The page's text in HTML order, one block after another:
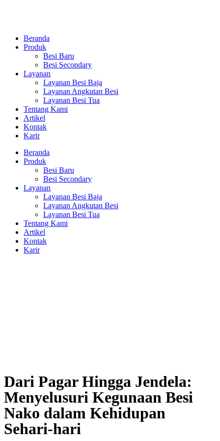
Beranda
Produk
Besi Baru
Besi Secondary
Layanan
Layanan Besi Baja
Layanan Angkutan Besi
Layanan Besi Tua
Tentang Kami
Artikel
Kontak
Karir
Beranda
Produk
Besi Baru
Besi Secondary
Layanan
Layanan Besi Baja
Layanan Angkutan Besi
Layanan Besi Tua
Tentang Kami
Artikel
Kontak
Karir
Dari Pagar Hingga Jendela:
Menyelusuri Kegunaan Besi
Nako dalam Kehidupan
Sehari-hari